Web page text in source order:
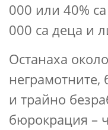
000 или 40%
000 са деца и
Останаха
неграмотните,
и трайно
бюрокрация –